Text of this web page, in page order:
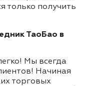
только получить
ТаоБао в
Мы всегда
Начиная
торговых